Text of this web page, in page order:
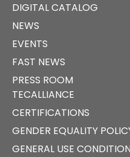
DIGITAL CATALOG
NEWS
EVENTS
FAST NEWS
PRESS ROOM
TECALLIANCE
CERTIFICATIONS
GENDER EQUALITY
GENERAL USE